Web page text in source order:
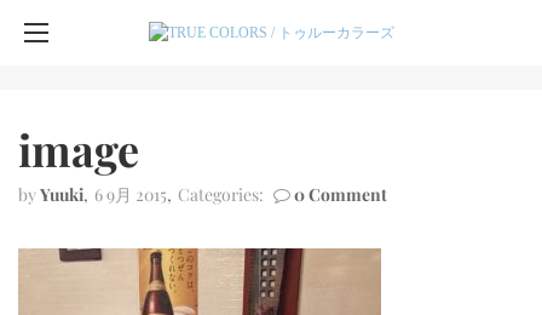
image
byYuuki 6 9月 2015 Categories: 0 Comment